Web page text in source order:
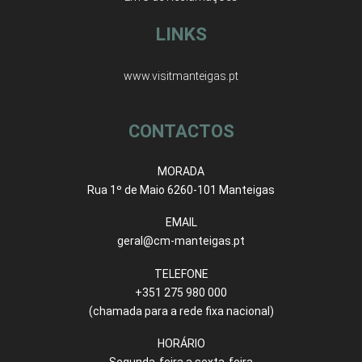
LINKS
www.visitmanteigas.pt
CONTACTOS
MORADA
Rua 1º de Maio 6260-101 Manteigas
EMAIL
geral@cm-manteigas.pt
TELEFONE
+351 275 980 000
(chamada para a rede fixa nacional)
HORÁRIO